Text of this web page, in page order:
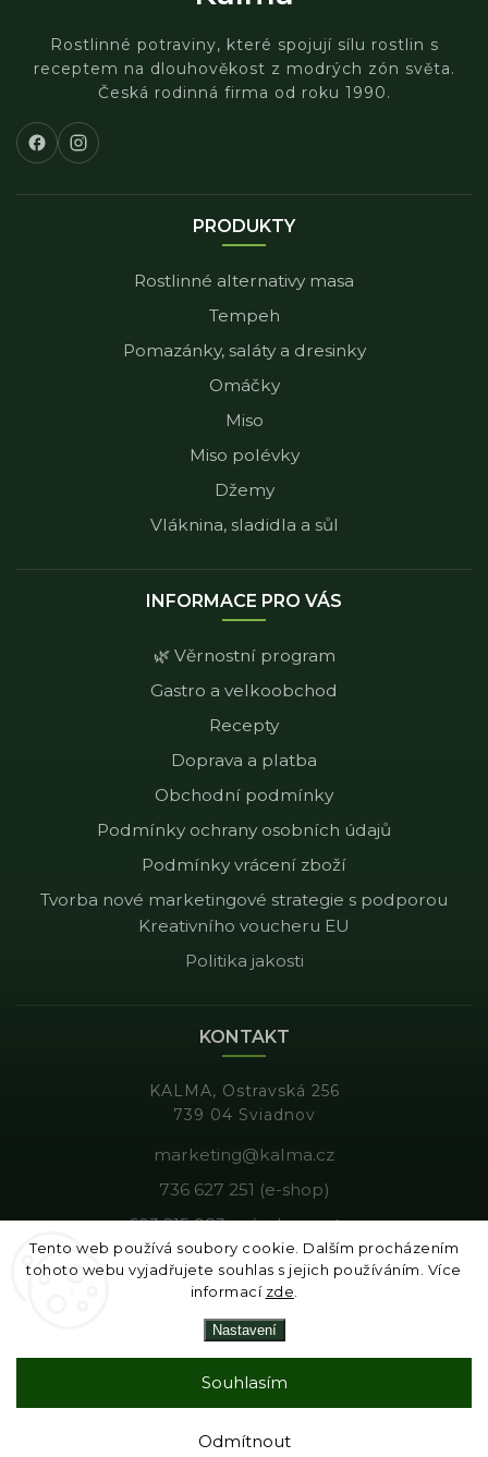
Tento web používá soubory cookie. Dalším procházením
tohoto webu vyjadřujete souhlas s jejich používáním. Více
informací zde
Nastavení
Odmítnout
Souhlasím
Rostlinné potraviny, které spojují sílu rostlin s
receptem na dlouhověkost z modrých zón světa.
Česká rodinná firma od roku 1990.
PRODUKTY
Rostlinné alternativy masa
Tempeh
Pomazánky, saláty a dresinky
Omáčky
Miso
Miso polévky
Džemy
Vláknina, sladidla a sůl
INFORMACE PRO VÁS
🌿 Věrnostní program
Gastro a velkoobchod
Recepty
Doprava a platba
Obchodní podmínky
Podmínky ochrany osobních údajů
Podmínky vrácení zboží
Tvorba nové marketingové strategie s podporou
Kreativního voucheru EU
Politika jakosti
KONTAKT
KALMA, Ostravská 256
739 04 Sviadnov
marketing@kalma.cz
736 627 251 (e-shop)
603 215 983 - výroba, gastro
Copyright 2026Kalma. Všechna práva vyhrazena.
| DesignShoptak.cz